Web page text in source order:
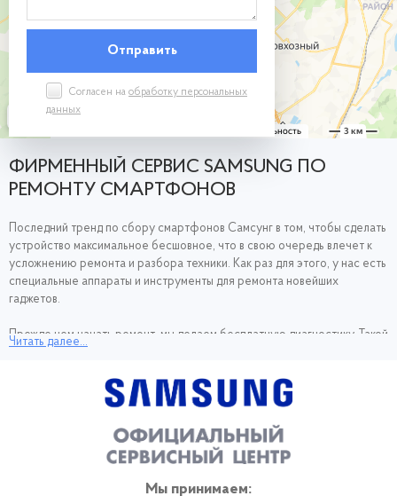
Согласен на обработку персональных
данных
ФИРМЕННЫЙ СЕРВИС SAMSUNG ПО
РЕМОНТУ СМАРТФОНОВ
Последний тренд по сбору смартфонов Самсунг в том, чтобы сделать
устройство максимальное бесшовное, что в свою очередь влечет к
усложнению ремонта и разбора техники. Как раз для этого, у нас есть
специальные аппараты и инструменты для ремонта новейших
гаджетов.
Прежде чем начать ремонт, мы делаем бесплатную диагностику. Такой
пару часов подождать, и мы вернем вам работающее устройство.
Если поломка сложная в устранение, то устройство сможем вернуть в
У нас большой склад запчастей. Сами детали мы закупаем только от
Читать далее...
Мы принимаем: